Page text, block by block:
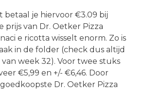
betaal je hiervoor €3.09 bij
prijs van Dr. Oetker Pizza
e ricotta wisselt enorm. Zo is
in de folder (check dus altijd
week 32). Voor twee stuks
€5,99 en +/- €6,46. Door
Dr. Oetker Pizza